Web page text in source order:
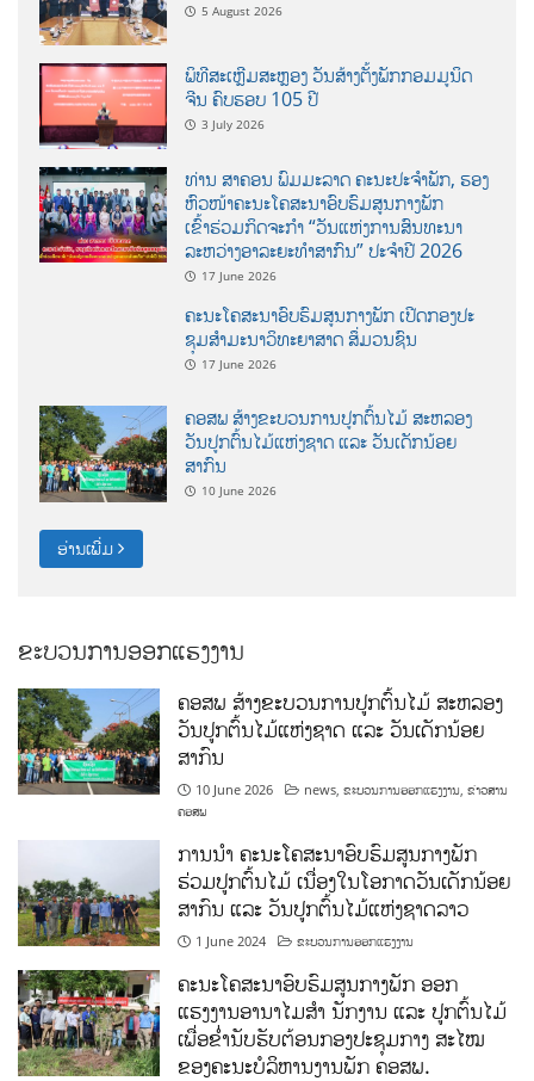
5 August 2026
ພິທີສະເຫຼີມສະຫຼອງ ວັນສ້າງຕັ້ງພັກກອມມູນິດ
ຈີນ ຄົບຮອບ 105 ປີ
3 July 2026
ທ່ານ ສາຄອນ ພົມມະລາດ ຄະນະປະຈໍາພັກ, ຮອງ
ຫົວໜ້າຄະນະໂຄສະນາອົບຮົມສູນກາງພັກ
ເຂົ້າຮ່ວມກິດຈະກຳ “ວັນແຫ່ງການສົນທະນາ
ລະຫວ່າງອາລະຍະທຳສາກົນ” ປະຈຳປີ 2026
17 June 2026
ຄະນະໂຄສະນາອົບຮົມສູນກາງພັກ ເປີດກອງປະ
ຊຸມສຳມະນາວິທະຍາສາດ ສຶ່ມວນຊົນ
17 June 2026
ຄອສພ ສ້າງຂະບວນການປູກຕົ້ນໄມ້ ສະຫລອງ
ວັນປູກຕົ້ນໄມ້ແຫ່ງຊາດ ແລະ ວັນເດັກນ້ອຍ
ສາກົນ
10 June 2026
ອ່ານເພີ່ມ
ຂະບວນການອອກແຮງງານ
ຄອສພ ສ້າງຂະບວນການປູກຕົ້ນໄມ້ ສະຫລອງ
ວັນປູກຕົ້ນໄມ້ແຫ່ງຊາດ ແລະ ວັນເດັກນ້ອຍ
ສາກົນ
10 June 2026 news ,ຂະບວນການອອກແຮງງານ ,ຂ່າວສານ
ຄອສພ
ການນໍາ ຄະນະໂຄສະນາອົບຮົມສູນກາງພັກ
ຮ່ວມປູກຕົ້ນໄມ້ ເນື່ອງໃນໂອກາດວັນເດັກນ້ອຍ
ສາກົນ ແລະ ວັນປູກຕົ້ນໄມ້ແຫ່ງຊາດລາວ
1 June 2024 ຂະບວນການອອກແຮງງານ
ຄະນະໂຄສະນາອົບຮົມສູນກາງພັກ ອອກ
ແຮງງານອານາໄມສໍາ ນັກງານ ແລະ ປູກຕົ້ນໄມ້
ເພື່ອຂໍ່ານັບຮັບຕ້ອນກອງປະຊຸມກາງ ສະໄໝ
ຂອງຄະນະບໍລິຫານງານພັກ ຄອສພ.